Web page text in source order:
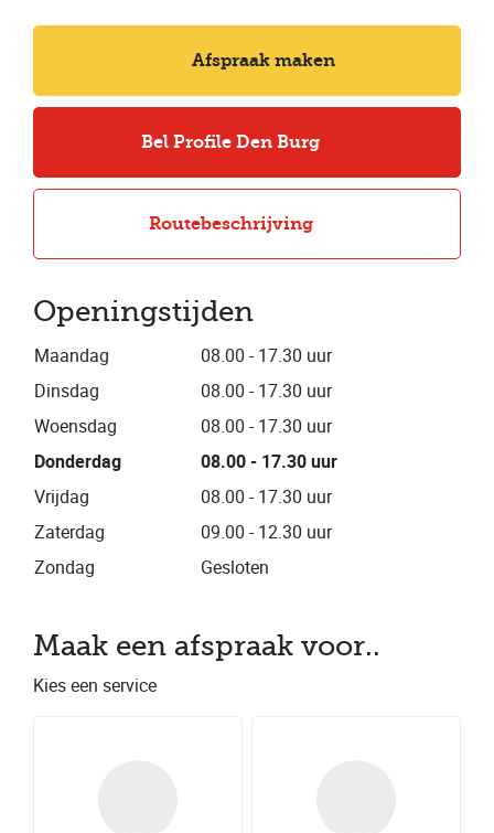
Maak een afspraak voor..
Kies een service
Afspraak maken
Bel Profile Den Burg
Routebeschrijving
Openingstijden
Maandag
08.00 - 17.30 uur
Dinsdag
08.00 - 17.30 uur
Woensdag
08.00 - 17.30 uur
Donderdag
08.00 - 17.30 uur
Vrijdag
08.00 - 17.30 uur
Zaterdag
09.00 - 12.30 uur
Zondag
Gesloten